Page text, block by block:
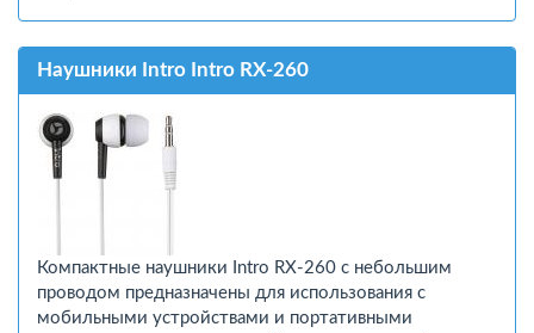
Наушники Intro Intro RX-260
Компактные наушники Intro RX-260 с небольшим
проводом предназначены для использования с
мобильными устройствами и портативными